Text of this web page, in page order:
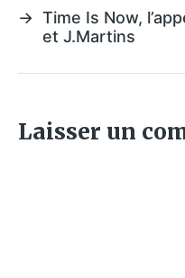
→ Time Is Now,
et J.Martins
Laisser un